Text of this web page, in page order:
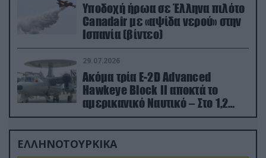
Υποδοχή ήρωα σε Έλληνα πιλότο
Canadair με «αψίδα νερού» στην
Ισπανία (βίντεο)
29.07.2026
Ακόμα τρία E-2D Advanced
Hawkeye Block II αποκτά το
αμερικανικό Ναυτικό – Στο 1,2
δισ.δολάρια το κόστος
ΕΛΛΗΝΟΤΟΥΡΚΙΚΑ